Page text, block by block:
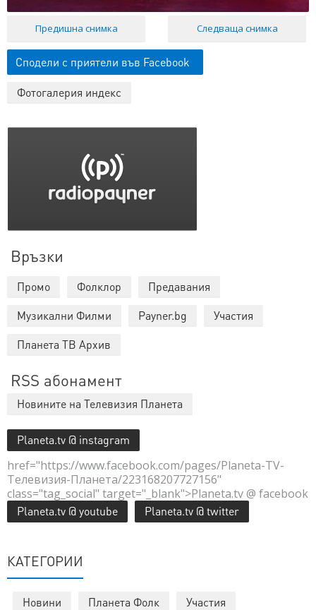
Предишна снимка Следваща снимка
Сподели с приятели във Facebook
Фотогалерия индекс
Връзки
Промо Фолклор
Предавания
Музикални Филми
Payner.bg
Участия
Планета ТВ Архив
RSS абонамент
Новините на Телевизия Планета
Planeta.tv @ instagram
href="https://www.facebook.com/pages/Planeta-TV-
Телевизия-Планета/223168207727156"
class="tag_social" target="_blank">Planeta.tv @ facebook
Planeta.tv @ youtube Planeta.tv @ twitter
КАТЕГОРИИ
Новини Планета Фолк
Участия